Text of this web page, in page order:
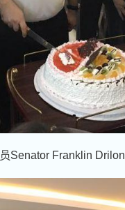
Senator Franklin Drilon